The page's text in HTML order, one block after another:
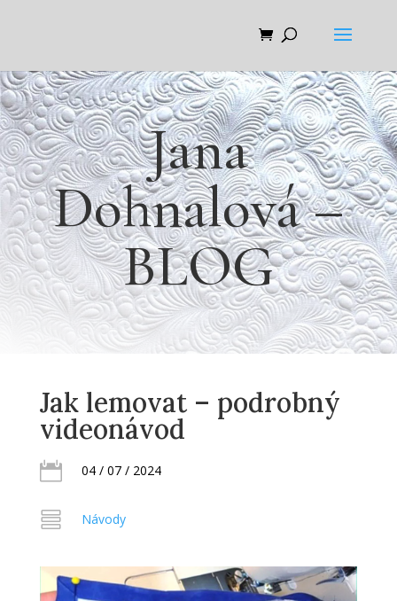
Jana
Dohnalová –
BLOG
Jak lemovat – podrobný
videonávod
 04 / 07 / 2024
 Návody